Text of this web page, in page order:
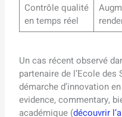
Contrôle qualité
en temps réel
Un cas récent observé
partenaire de l’Ecole
démarche d’innovation
evidence, commentary,
académique (découvrir